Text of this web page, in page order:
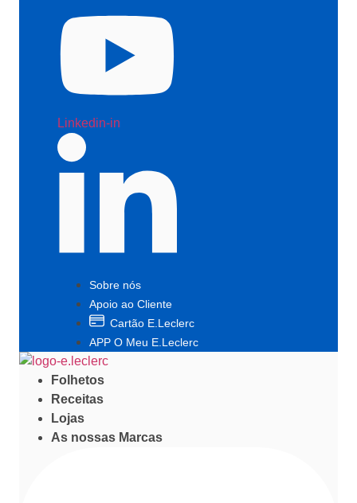
Linkedin-in
Sobre nós
Apoio ao Cliente
Cartão E.Leclerc
APP O Meu E.Leclerc
Folhetos
Receitas
Lojas
As nossas Marcas